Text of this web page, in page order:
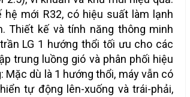
hệ mới R32, có hiệu suất làm lạnh
Thiết kế và tính năng thông minh
LG 1 hướng thổi tối ưu cho các
trung luồng gió và phân phối hiệu
Mặc dù là 1 hướng thổi, máy vẫn có
tự động lên-xuống và trái-phải,